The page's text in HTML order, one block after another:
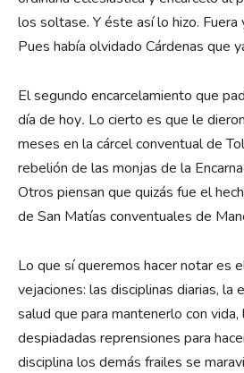
los soltase. Y éste así lo hizo. Fuera
Pues había olvidado Cárdenas que
El segundo encarcelamiento que
día de hoy. Lo cierto es que le
meses en la cárcel conventual de
rebelión de las monjas de la
Otros piensan que quizás fue el
de San Matías conventuales de
Lo que sí queremos hacer notar es
vejaciones: las disciplinas diarias,
salud que para mantenerlo con
despiadadas reprensiones para
disciplina los demás frailes se